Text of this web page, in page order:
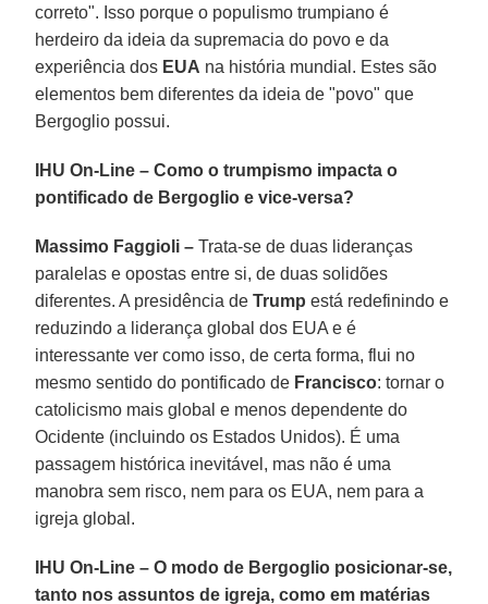
correto". Isso porque o populismo trumpiano é
herdeiro da ideia da supremacia do povo e da
experiência dos EUA na história mundial. Estes são
elementos bem diferentes da ideia de "povo" que
Bergoglio possui.
IHU On-Line – Como o trumpismo impacta o
pontificado de Bergoglio e vice-versa?
Massimo Faggioli – Trata-se de duas lideranças
paralelas e opostas entre si, de duas solidões
diferentes. A presidência de Trump está redefinindo e
reduzindo a liderança global dos EUA e é
interessante ver como isso, de certa forma, flui no
mesmo sentido do pontificado de Francisco: tornar o
catolicismo mais global e menos dependente do
Ocidente (incluindo os Estados Unidos). É uma
passagem histórica inevitável, mas não é uma
manobra sem risco, nem para os EUA, nem para a
igreja global.
IHU On-Line – O modo de Bergoglio posicionar-se,
tanto nos assuntos de igreja, como em matérias